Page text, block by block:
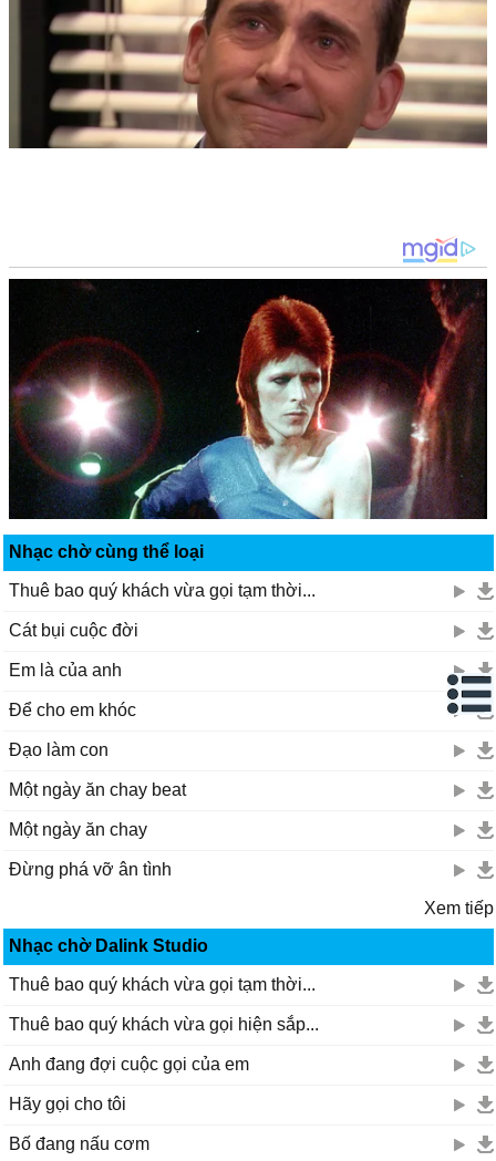
Nhạc chờ cùng thể loại
Thuê bao quý khách vừa gọi tạm thời...
Cát bụi cuộc đời
Em là của anh
Để cho em khóc
Đạo làm con
Một ngày ăn chay beat
Một ngày ăn chay
Đừng phá vỡ ân tình
Xem tiếp
Nhạc chờ Dalink Studio
Thuê bao quý khách vừa gọi tạm thời...
Thuê bao quý khách vừa gọi hiện sắp...
Anh đang đợi cuộc gọi của em
Hãy gọi cho tôi
Bố đang nấu cơm